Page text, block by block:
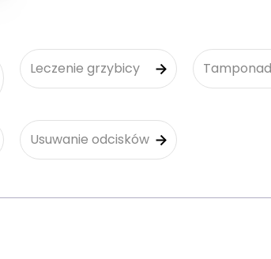
Leczenie grzybicy
Usuwanie odcisków